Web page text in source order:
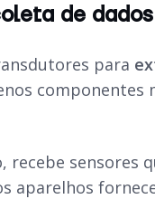
de
para
sensores
aparelhos